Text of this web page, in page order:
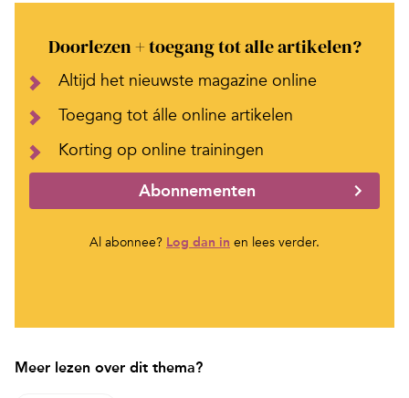
Doorlezen + toegang tot alle artikelen?
Altijd het nieuwste magazine online
Toegang tot álle online artikelen
Korting op online trainingen
Abonnementen
Al abonnee? Log dan in en lees verder.
Meer lezen over dit thema?